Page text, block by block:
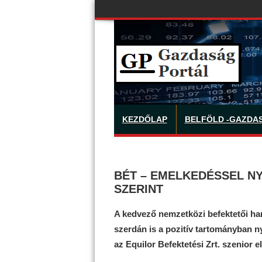
KEZDŐLAP BELFÖLD -
BÉT – EMELKEDÉSSEL
SZERINT
A kedvező nemzetközi befektetői
szerdán is a pozitív tartományban
az Equilor Befektetési Zrt. szenior